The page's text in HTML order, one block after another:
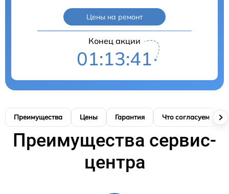
Цены на ремонт
Конец акции
01:13:40
Преимущества Цены Гарантия Что согласуем
Преимущества сервис-
центра